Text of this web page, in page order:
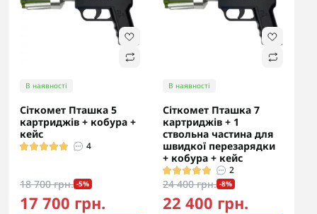
В наявності
Сіткомет Пташка 5
картриджів + кобура +
кейс
4
18 700 грн. -5%
17 700 грн.
В наявності
Сіткомет Пташка 7
картриджів + 1
ствольна частина для
швидкої перезарядки
+ кобура + кейс
2
24 400 грн. -8%
22 400 грн.